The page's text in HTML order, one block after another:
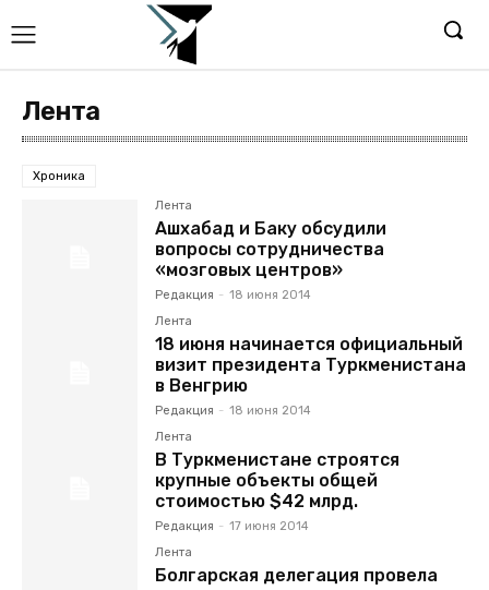
Лента
Хроника
Лента
Ашхабад и Баку обсудили
вопросы сотрудничества
«мозговых центров»
Редакция - 18 июня 2014
Лента
18 июня начинается официальный
визит президента Туркменистана
в Венгрию
Редакция - 18 июня 2014
Лента
В Туркменистане строятся
крупные объекты общей
стоимостью $42 млрд.
Редакция - 17 июня 2014
Лента
Болгарская делегация провела